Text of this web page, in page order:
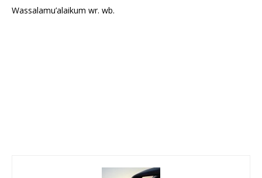
Wassalamu’alaikum wr. wb.